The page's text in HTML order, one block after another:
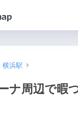
横浜駅
ナ周辺で暇